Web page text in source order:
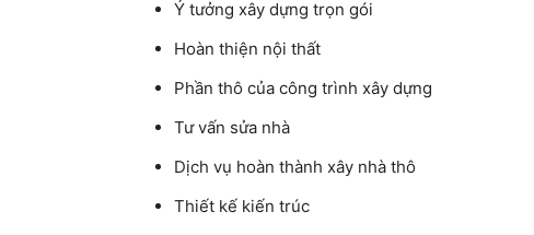
Ý tưởng xây dựng trọn gói
Hoàn thiện nội thất
Phần thô của công trình xây dựng
Tư vấn sửa nhà
Dịch vụ hoàn thành xây nhà thô
Thiết kế kiến ​​trúc